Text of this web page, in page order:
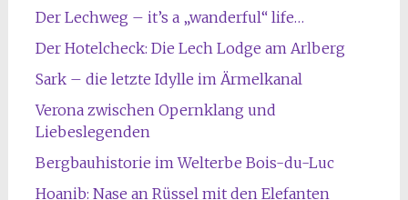
Der Lechweg – it’s a „wanderful“ life…
Der Hotelcheck: Die Lech Lodge am Arlberg
Sark – die letzte Idylle im Ärmelkanal
Verona zwischen Opernklang und
Liebeslegenden
Bergbauhistorie im Welterbe Bois-du-Luc
Hoanib: Nase an Rüssel mit den Elefanten